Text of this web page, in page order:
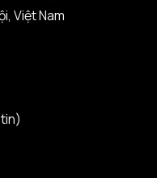
Việt Nam